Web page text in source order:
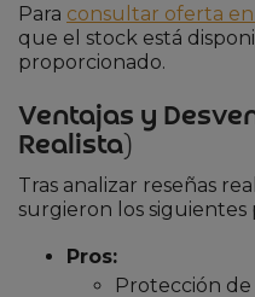
Para consultar oferta
que el stock está
proporcionado.
Ventajas y
Realista)
Tras analizar reseñas
surgieron los siguientes
Pros:
Protección de